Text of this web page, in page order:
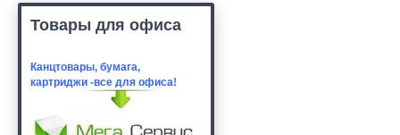
Товары для офиса
Канцтовары, бумага,
картриджи -все для офиса!